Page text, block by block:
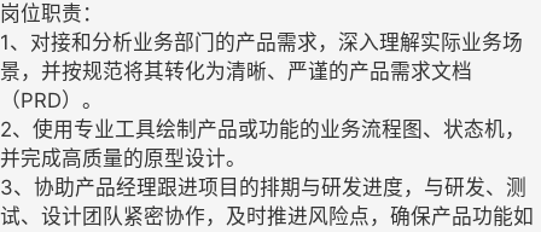
岗位职责：
1、对接和分析业务部门的产品需求，深入理解实际业务场
景，并按规范将其转化为清晰、严谨的产品需求文档
（PRD）。
2、使用专业工具绘制产品或功能的业务流程图、状态机，
并完成高质量的原型设计。
3、协助产品经理跟进项目的排期与研发进度，与研发、测
试、设计团队紧密协作，及时推进风险点，确保产品功能如